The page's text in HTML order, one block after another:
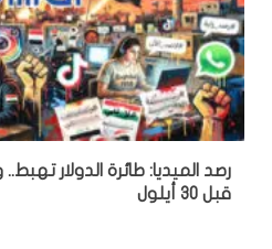
رصد الميديا: طائرة الدولار
قبل 30 أيلول